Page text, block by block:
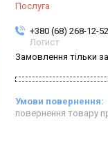
Послуга
+380 (68) 268-12-52
Логист
Замовлення тільки
повернення товару